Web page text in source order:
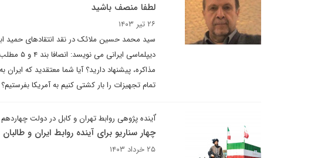
لطفا منصف باشید
۲۶ تیر ۱۴۰۳
سید محمد حسین ملائک در نقد انتقادهای حمید
مذاکره، پیشنهاد دارید؟ آیا شما معتقدید که
تمام تجهیزات را بار کشتی کنیم به آمریکا بفرستیم؟
ٰآینده پژوهی روابط تهران و کابل در دولت چهاردهم
چهار سناریو برای آینده روابط ایران و طالبان
۲۵ خرداد ۱۴۰۳